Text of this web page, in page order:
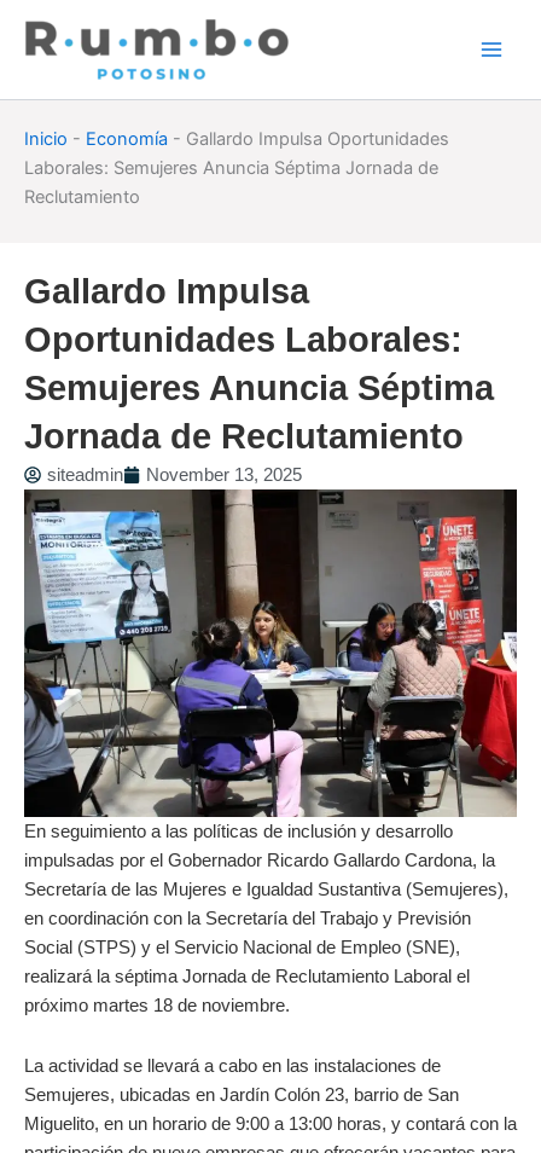
Inicio - Economía - Gallardo Impulsa Oportunidades
Laborales: Semujeres Anuncia Séptima Jornada de
Reclutamiento
Gallardo Impulsa
Oportunidades Laborales:
Semujeres Anuncia Séptima
Jornada de Reclutamiento
siteadmin November 13, 2025
En seguimiento a las políticas de inclusión y desarrollo
impulsadas por el Gobernador Ricardo Gallardo Cardona, la
Secretaría de las Mujeres e Igualdad Sustantiva (Semujeres),
en coordinación con la Secretaría del Trabajo y Previsión
Social (STPS) y el Servicio Nacional de Empleo (SNE),
realizará la séptima Jornada de Reclutamiento Laboral el
próximo martes 18 de noviembre.
La actividad se llevará a cabo en las instalaciones de
Semujeres, ubicadas en Jardín Colón 23, barrio de San
Miguelito, en un horario de 9:00 a 13:00 horas, y contará con la